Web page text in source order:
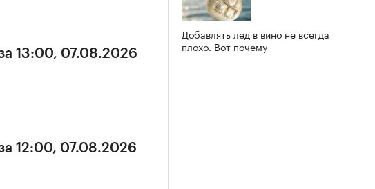
13:00, 07.08.2026
12:00, 07.08.2026
Добавлять лед в вино не всегда
плохо. Вот почему